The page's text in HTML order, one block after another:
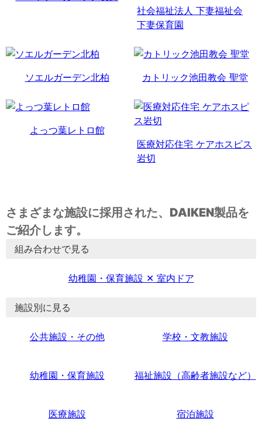
社会福祉法人 下妻福祉会
下妻保育園
ソエルガーデン北柏 カトリック池田教会 聖堂
よっつ葉レトロ館
医療対応住宅 ケアホスピス
岩切
さまざまな施設に採用された、DAIKEN製品を
ご紹介します。
組み合わせで見る
幼稚園・保育施設 ✕ 室内ドア
施設別に見る
公共施設・その他 学校・文教施設
幼稚園・保育施設 福祉施設（高齢者施設など）
医療施設 宿泊施設